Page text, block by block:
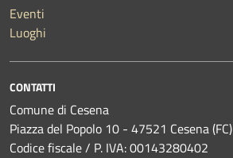
Eventi
Luoghi
CONTATTI
Comune di Cesena
Piazza del Popolo 10 - 47521 Cesena (FC)
Codice fiscale / P. IVA: 00143280402